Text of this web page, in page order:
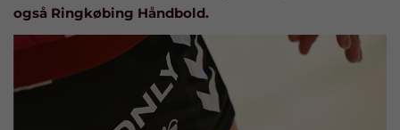
også Ringkøbing Håndbold.